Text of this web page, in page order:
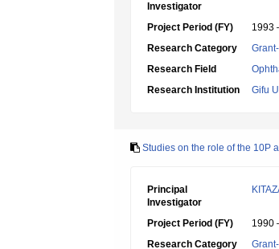
Investigator
Project Period (FY)
1993
Research Category
Research Field
Research Institution
Gifu
Studies on the role of the 10P
Principal
Investigator
Project Period (FY)
1990
Research Category